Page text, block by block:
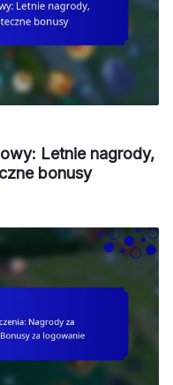
Letnie nagrody,
bonusy